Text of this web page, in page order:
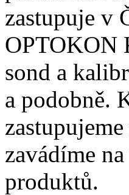
zastupuje v
OPTOKON
sond a
a podobně.
zavádíme
produktů.